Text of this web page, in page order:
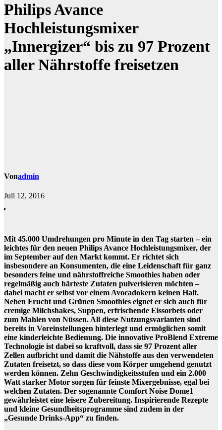
Philips Avance
Hochleistungsmixer
„Innergizer“ bis zu 97 Prozent
aller Nährstoffe freisetzen
Vonadmin
Juli 12, 2016
Mit 45.000 Umdrehungen pro Minute in den Tag starten – ein
leichtes für den neuen Philips Avance Hochleistungsmixer, der
im September auf den Markt kommt. Er richtet sich
insbesondere an Konsumenten, die eine Leidenschaft für ganz
besonders feine und nährstoffreiche Smoothies haben oder
regelmäßig auch härteste Zutaten pulverisieren möchten –
dabei macht er selbst vor einem Avocadokern keinen Halt.
Neben Frucht und Grünen Smoothies eignet er sich auch für
cremige Milchshakes, Suppen, erfrischende Eissorbets oder
zum Mahlen von Nüssen. All diese Nutzungsvarianten sind
bereits in Voreinstellungen hinterlegt und ermöglichen somit
eine kinderleichte Bedienung. Die innovative ProBlend Extreme
Technologie ist dabei so kraftvoll, dass sie 97 Prozent aller
Zellen aufbricht und damit die Nähstoffe aus den verwendeten
Zutaten freisetzt, so dass diese vom Körper umgehend genutzt
werden können. Zehn Geschwindigkeitsstufen und ein 2.000
Watt starker Motor sorgen für feinste Mixergebnisse, egal bei
welchen Zutaten. Der sogenannte Comfort Noise Dome1
gewährleistet eine leisere Zubereitung. Inspirierende Rezepte
und kleine Gesundheitsprogramme sind zudem in der
„Gesunde Drinks-App“ zu finden.